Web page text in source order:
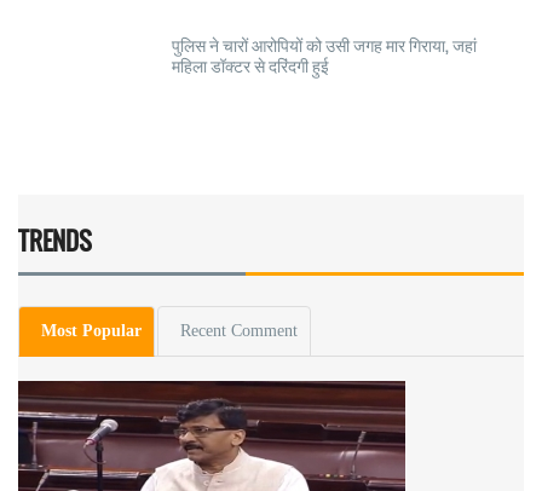
पुलिस ने चारों आरोपियों को उसी जगह मार गिराया, जहां
महिला डॉक्टर से दरिंदगी हुई
TRENDS
Most Popular Recent Comment